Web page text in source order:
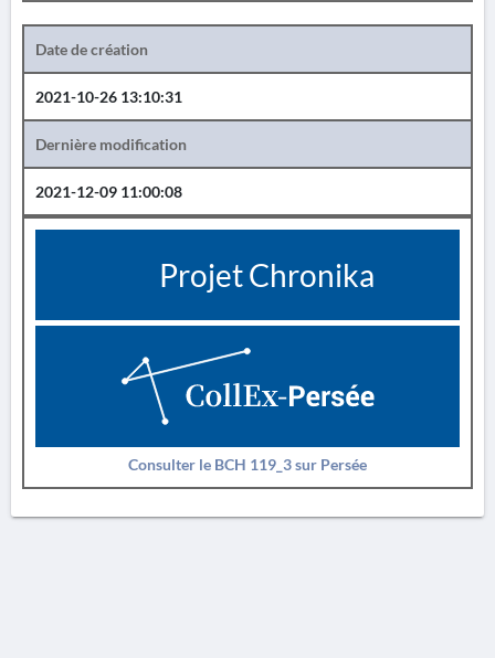
Date de création
2021-10-26 13:10:31
Dernière modification
2021-12-09 11:00:08
Projet Chronika
Consulter le BCH 119_3 sur Persée